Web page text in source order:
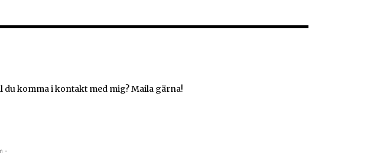
komma i kontakt med mig? Maila gärna!
-